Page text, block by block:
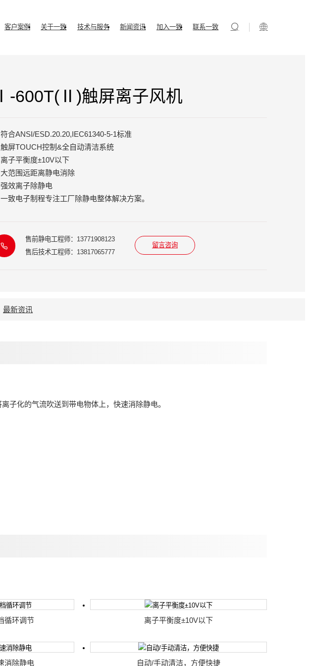
客户案例 关于一致 技术与服务 新闻资讯 加入一致 联系一致
Ⅰ-600T(Ⅱ)触屏离子风机
符合ANSI/ESD.20.20,IEC61340-5-1标准
触屏TOUCH控制&全自动清洁系统
离子平衡度±10V以下
大范围远距离静电消除
强效离子除静电
一致电子制程专注工厂除静电整体解决方案。
售前静电工程师：13771908123
售后技术工程师：13817065777
留言咨询
最新资讯
子化的气流吹送到带电物体上，快速消除静电。
循环调节 离子平衡度±10V以下
消除静电 自动/手动清洁，方便快捷